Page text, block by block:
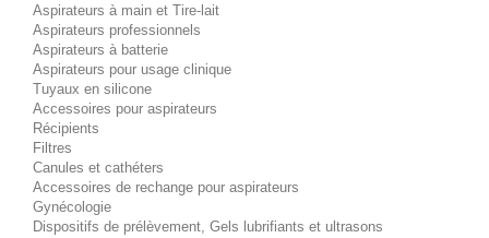
Aspirateurs à main et Tire-lait
Aspirateurs professionnels
Aspirateurs à batterie
Aspirateurs pour usage clinique
Tuyaux en silicone
Accessoires pour aspirateurs
Récipients
Filtres
Canules et cathéters
Accessoires de rechange pour aspirateurs
Gynécologie
Dispositifs de prélèvement, Gels lubrifiants et ultrasons